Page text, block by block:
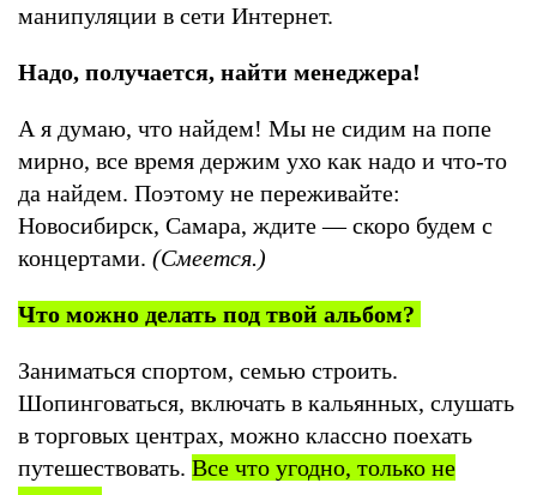
манипуляции в сети Интернет.
Надо, получается, найти менеджера!
А я думаю, что найдем! Мы не сидим на попе
мирно, все время держим ухо как надо и что-то
да найдем. Поэтому не переживайте:
Новосибирск, Самара, ждите — скоро будем с
концертами. (Смеется.)
Что можно делать под твой альбом?
Заниматься спортом, семью строить.
Шопинговаться, включать в кальянных, слушать
в торговых центрах, можно классно поехать
путешествовать. Все что угодно, только не